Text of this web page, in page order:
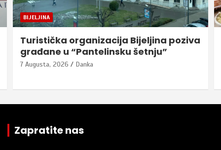
BIJELJINA
Turistička organizacija Bijeljina poziva
građane u “Pantelinsku šetnju”
7 Augusta, 2026 Danka
Zapratite nas